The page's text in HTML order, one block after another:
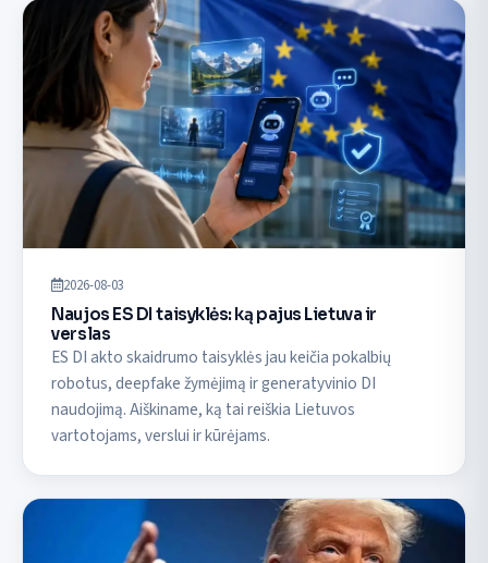
2026-08-03
Naujos ES DI taisyklės: ką pajus Lietuva ir
verslas
ES DI akto skaidrumo taisyklės jau keičia pokalbių
robotus, deepfake žymėjimą ir generatyvinio DI
naudojimą. Aiškiname, ką tai reiškia Lietuvos
vartotojams, verslui ir kūrėjams.